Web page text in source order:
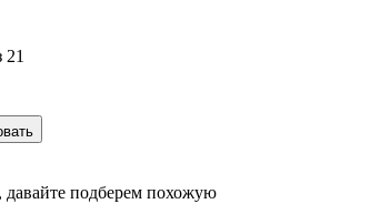
21
подберем похожую